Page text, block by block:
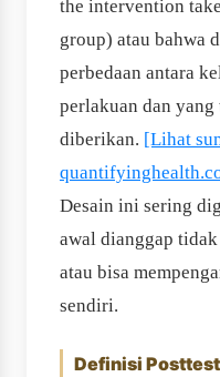
the intervention
group) atau bahwa
perbedaan antara
perlakuan dan
diberikan. [Lihat
Desain ini sering
awal dianggap
atau bisa
sendiri.
Definisi Posttest